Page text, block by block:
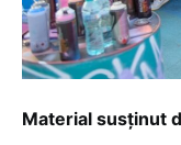
Material susținut